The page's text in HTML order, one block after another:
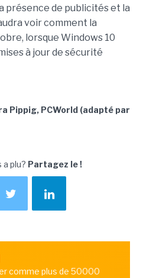
présence de publicités et la
voir comment la
lorsque Windows 10
à jour de sécurité
Pippig, PCWorld (adapté par
plu? Partagez le !
comme plus de 50000